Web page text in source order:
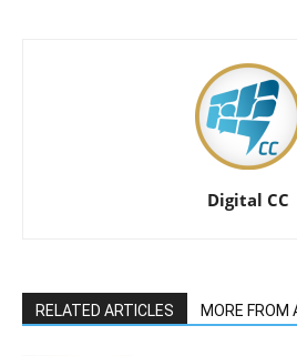
Digital CC
RELATED ARTICLES MORE FROM